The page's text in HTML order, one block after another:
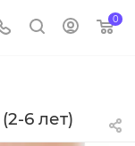
0
6 лет)